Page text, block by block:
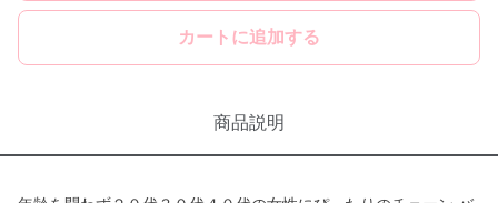
カートに追加する
商品説明